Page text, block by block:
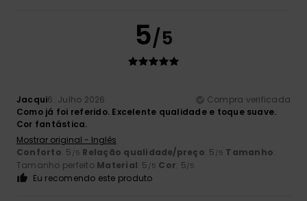
5/5
Jacqui6. Julho 2026
Compra verificada
Como já foi referido. Excelente qualidade e toque suave.
Cor fantástica.
Mostrar original - Inglês
Conforto: 5 /5 Relação qualidade/preço: 5 /5 Tamanho:
Tamanho perfeito Material: 5 /5 Cor: 5/5
Eu recomendo este produto